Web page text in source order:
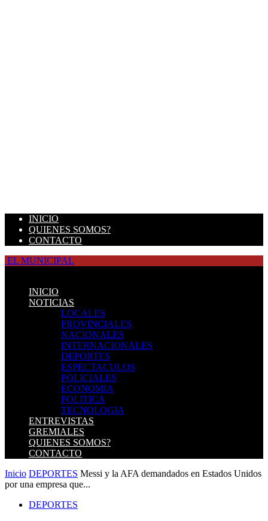
INICIO
QUIENES SOMOS?
CONTACTO
EL MUNICIPAL
INICIO
NOTICIAS
LOCALES
PROVINCIALES
NACIONALES
INTERNACIONALES
DEPORTES
ESPECTACULOS
POLICIALES
ECONOMIA
POLITICA
TECNOLOGIA
ENTREVISTAS
GREMIALES
QUIENES SOMOS?
CONTACTO
Inicio DEPORTES Messi y la AFA demandados en Estados Unidos
por una empresa que...
DEPORTES